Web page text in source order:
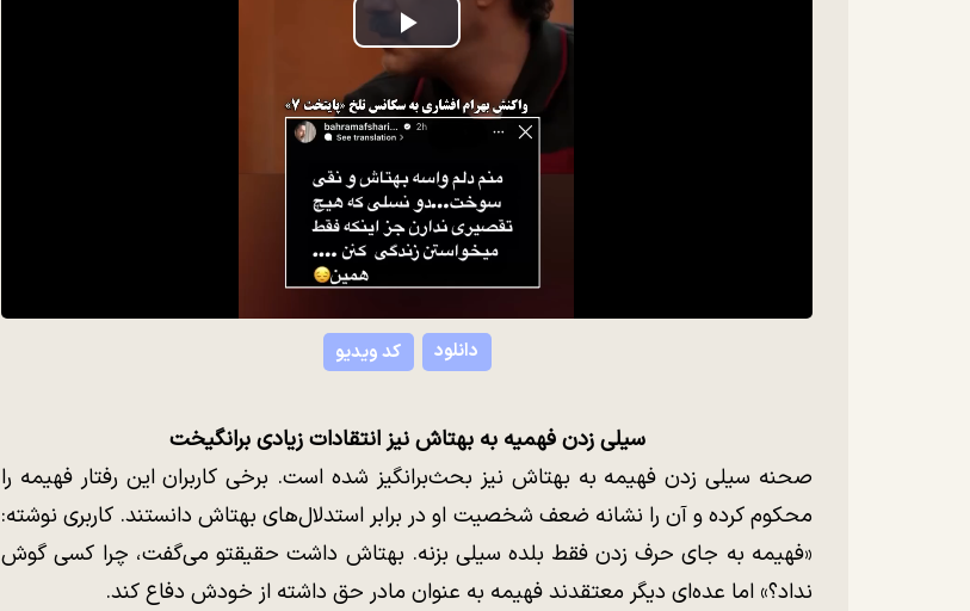
Play
Video
کد ویدیو دانلود
سیلی زدن فهمیه به بهتاش نیز انتقادات زیادی برانگیخت
صحنه سیلی زدن فهیمه به بهتاش نیز بحث‌برانگیز شده است. برخی کاربران این رفتار فهیمه را
محکوم کرده و آن را نشانه ضعف شخصیت او در برابر استدلال‌های بهتاش دانستند. کاربری نوشته:
«فهیمه به جای حرف زدن فقط بلده سیلی بزنه. بهتاش داشت حقیقتو می‌گفت، چرا کسی گوش
نداد؟» اما عده‌ای دیگر معتقدند فهیمه به عنوان مادر حق داشته از خودش دفاع کند.